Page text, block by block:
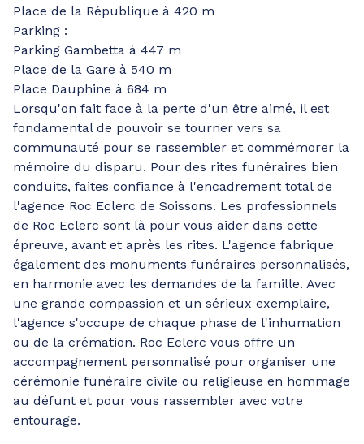
Place de la République à 420 m
Parking :
Parking Gambetta à 447 m
Place de la Gare à 540 m
Place Dauphine à 684 m
Lorsqu'on fait face à la perte d'un être aimé, il est
fondamental de pouvoir se tourner vers sa
communauté pour se rassembler et commémorer la
mémoire du disparu. Pour des rites funéraires bien
conduits, faites confiance à l'encadrement total de
l'agence Roc Eclerc de Soissons. Les professionnels
de Roc Eclerc sont là pour vous aider dans cette
épreuve, avant et après les rites. L'agence fabrique
également des monuments funéraires personnalisés,
en harmonie avec les demandes de la famille. Avec
une grande compassion et un sérieux exemplaire,
l'agence s'occupe de chaque phase de l'inhumation
ou de la crémation. Roc Eclerc vous offre un
accompagnement personnalisé pour organiser une
cérémonie funéraire civile ou religieuse en hommage
au défunt et pour vous rassembler avec votre
entourage.